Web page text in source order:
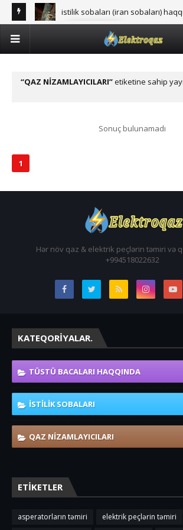
istilik sobaları (iran sobaları)
FARSUNKA
QAZ NIZAMLAYICILARI etiketine sahip
Sonuç bulunamadı
1
Hər növ qaz & elektrik peçlərin təmiri və
+994518022632
KATEQORIYALAR.
TÜSTÜ BACALARI HAQQINDA
ISTILIK SOBALARI
QAZ NIZAMLAYICILARI
ETIKETLER
asperatorların təmiri elektrik peçlərin təmiri